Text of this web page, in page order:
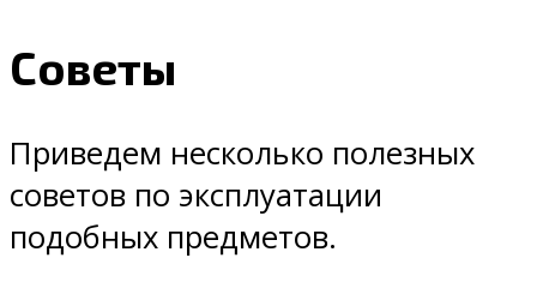
Советы
Приведем несколько полезных
советов по эксплуатации
подобных предметов.